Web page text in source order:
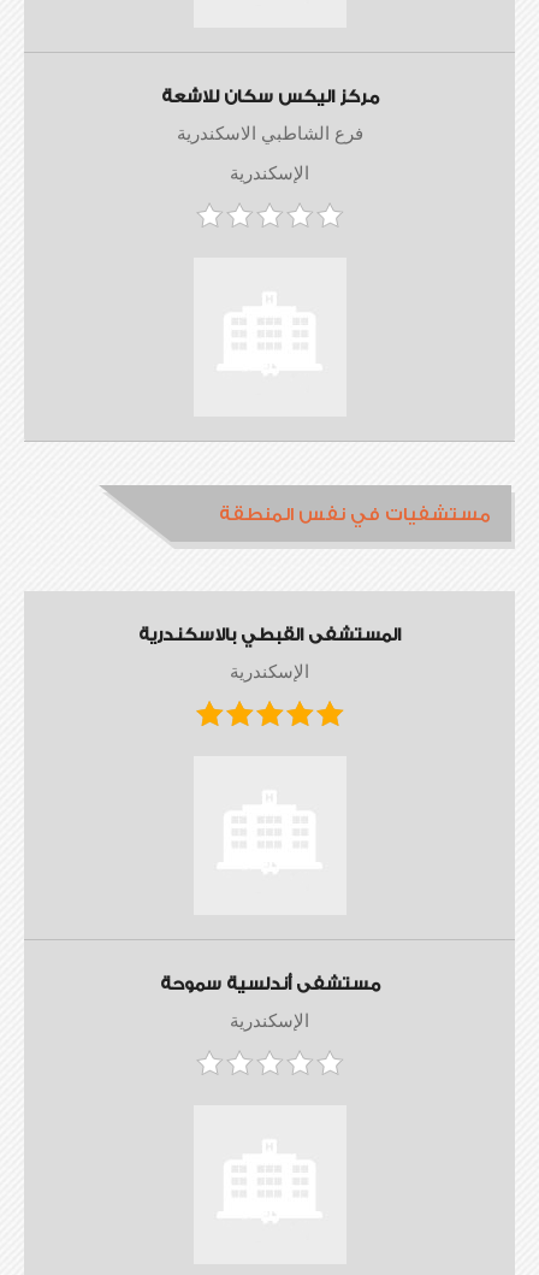
مركز اليكس سكان للاشعة
فرع الشاطبي الاسكندرية
الإسكندرية
مستشفيات في نفس المنطقة
المستشفى القبطي بالاسكندرية
الإسكندرية
مستشفى أندلسية سموحة
الإسكندرية